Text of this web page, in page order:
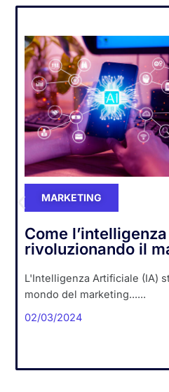
MARKETING
Come
rivoluzionando il
L'Intelligenza Artificiale (IA)
mondo del marketing......
02/03/2024